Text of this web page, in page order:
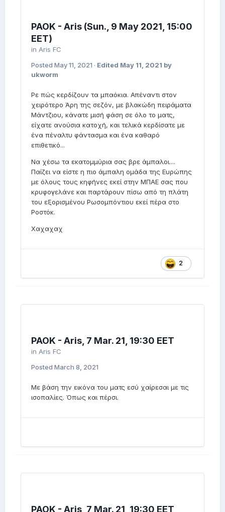
PAOK - Aris (Sun., 9 May 2021, 15:00
EET)
in Aris FC
Posted May 11, 2021 · Edited May 11, 2021 by
ukworm
Ρε πώς κερδίζουν τα μπαόκια. Απέναντι στον
χειρότερο Άρη της σεζόν, με βλακώδη πειράματα
Μάντζιου, κάνατε μισή φάση σε όλο το ματς,
είχατε ανούσια κατοχή, και τελικά κερδίσατε με
ένα πέναλτυ φάντασμα και ένα καθαρό
επιθετικό...
Να χέσω τα εκατομμύρια σας βρε άμπαλοι....
Παίζει να είστε η πιο άμπαλη ομάδα της Ευρώπης
με όλους τους κηφήνες εκεί στην ΜΠΑΕ σας που
κρυφογελάνε και παρτάρουν πίσω από τη πλάτη
του εξορισμένου Ρωσομπόντιου εκεί πέρα στο
Ροστόκ.
Χαχαχαχ
2
PAOK - Aris, 7 Mar. 21, 19:30 EET
in Aris FC
Posted March 8, 2021
Με βάση την εικόνα του ματς εσύ χαίρεσαι με τις
ισοπαλίες. Όπως και πέρσι.
PAOK - Aris, 7 Mar. 21, 19:30 EET